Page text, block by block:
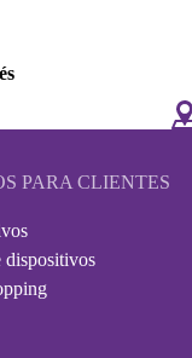
PARA CLIENTES
dispositivos